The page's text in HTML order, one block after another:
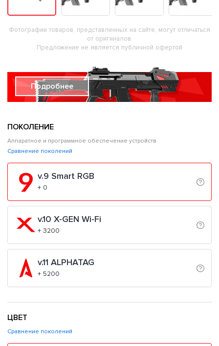
Фотографии товаров, представленных на сайте, могут отличаться
от оригиналов.
Предложение не является публичной офертой
Подробнее
ПОКОЛЕНИЕ
Аппаратное и программное обеспечение устройств
Сравнение поколений
v.9 Smart RGB
+ 0
v.10 X-GEN Wi-Fi
+ 3200
v.11 ALPHATAG
+ 5200
ЦВЕТ
Сравнение поколений